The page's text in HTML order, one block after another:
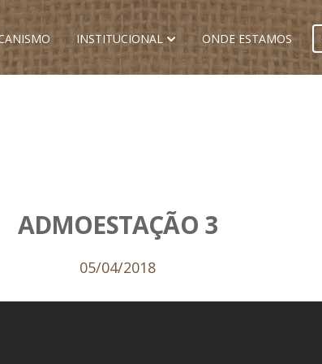
INSTITUCIONAL ONDE ESTAMOS
ADMOESTAÇÃO 3
05/04/2018